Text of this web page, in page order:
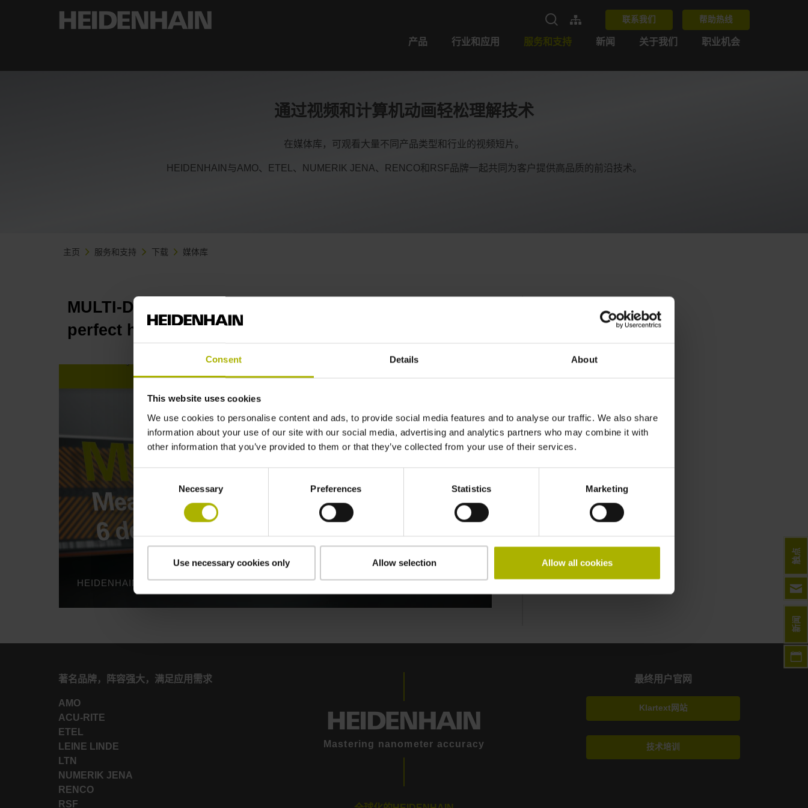
Consent Details About
This website uses cookies
We use cookies to personalise content and ads, to provide social media features and to analyse our traffic. We also share
information about your use of our site with our social media, advertising and analytics partners who may combine it with
other information that you’ve provided to them or that they’ve collected from your use of their services.
Necessary Preferences Statistics Marketing
Use necessary cookies only Allow selection Allow all cookies
联系我们 帮助热线
产品 行业和应用 服务和支持 新闻 关于我们 职业机会
通过视频和计算机动画轻松理解技术
在媒体库，可观看大量不同产品类型和行业的视频短片。
HEIDENHAIN与AMO、ETEL、NUMERIK JENA、RENCO和RSF品牌一起共同为客户提供高品质的前沿技术。
主页 服务和支持 下载 媒体库
MULTI-DOF: Measure 6 degrees of freedom for
perfect hybrid bonding | HEIDENHAIN
HEIDENHAIN MULTI-DOF (EN)
中国销售咨询
+86 10 80420000
著名品牌，阵容强大，满足应用需求
AMO
ACU-RITE
ETEL
LEINE LINDE
LTN
NUMERIK JENA
RENCO
RSF
Mastering nanometer accuracy
最终用户官网
Klartext网站
技术培训
新闻
触点